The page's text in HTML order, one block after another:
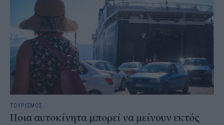
ΤΟΥΡΙΣΜΟΣ
Ποια αυτοκίνητα μπορεί να μείνουν εκτός